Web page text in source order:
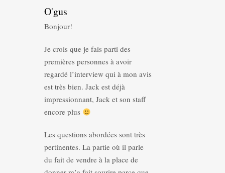
O'gus
Bonjour!
Je crois que je fais parti des
premières personnes à avoir
regardé l’interview qui à mon avis
est très bien. Jack est déjà
impressionnant, Jack et son staff
encore plus
Les questions abordées sont très
pertinentes. La partie où il parle
du fait de vendre à la place de